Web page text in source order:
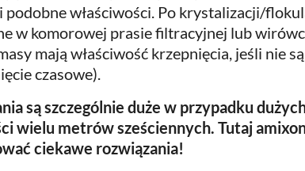
podobne właściwości. Po krystalizacji/
w komorowej prasie filtracyjnej lub
mają właściwość krzepnięcia, jeśli nie
czasowe).
są szczególnie duże w przypadku
wielu metrów sześciennych. Tutaj
ciekawe rozwiązania!